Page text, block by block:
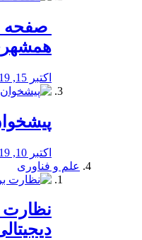
صفحه
اکتبر 15, 2019
اکتبر 10, 2019
علم و فناوری
نظارت